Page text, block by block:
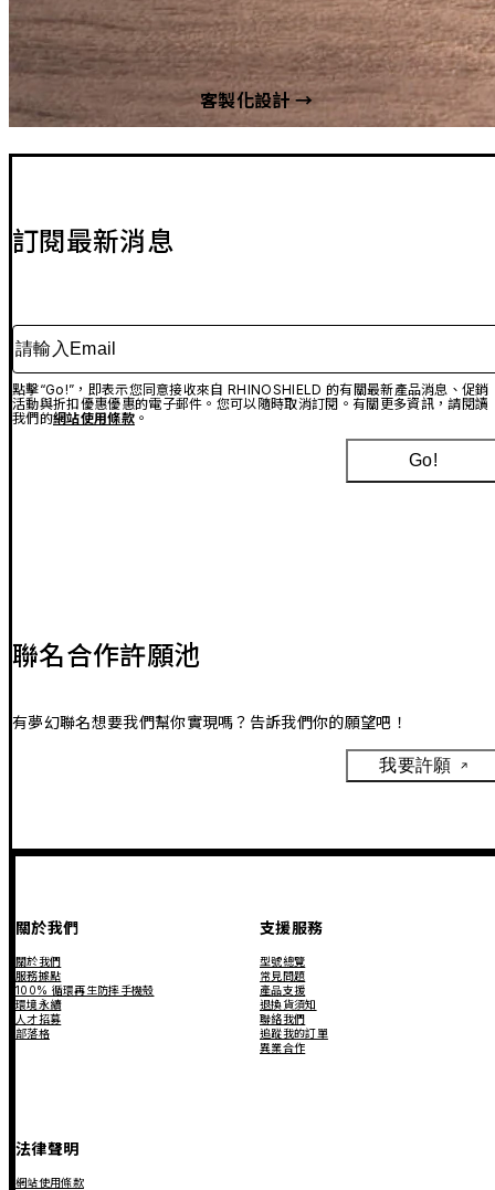
客製化設計 →
訂閱最新消息
請輸入Email
點擊“Go!”，即表示您同意接收來自 RHINOSHIELD 的有關最新產品消息、促銷
活動與折扣優惠優惠的電子郵件。您可以隨時取消訂閱。有關更多資訊，請閱讀
我們的網站使用條款。
Go!
聯名合作許願池
有夢幻聯名想要我們幫你實現嗎？告訴我們你的願望吧！
我要許願
關於我們
關於我們
服務據點
100% 循環再生防摔手機殼
環境永續
人才招募
部落格
支援服務
型號總覽
常見問題
產品支援
退換貨須知
聯絡我們
追蹤我的訂單
異業合作
法律聲明
網站使用條款